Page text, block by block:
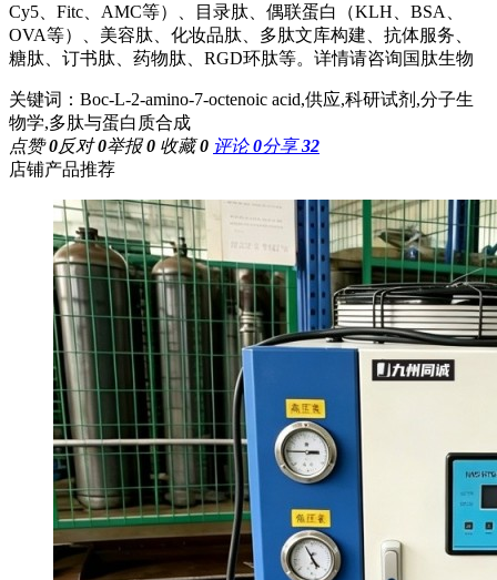
Cy5、Fitc、AMC等）、目录肽、偶联蛋白（KLH、BSA、
OVA等）、美容肽、化妆品肽、多肽文库构建、抗体服务、
糖肽、订书肽、药物肽、RGD环肽等。详情请咨询国肽生物
关键词：Boc-L-2-amino-7-octenoic acid,供应,科研试剂,分子生
物学,多肽与蛋白质合成
点赞0反对0举报0 收藏0 评论0分享32
店铺产品推荐